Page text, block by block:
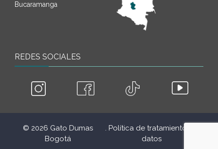
Bucaramanga
REDES SOCIALES
© 2026 Gato Dumas
Bogotá
. Política de tratamiento de
datos